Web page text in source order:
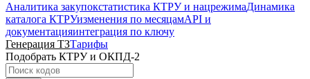
Аналитика закупокстатистика КТРУ и нацрежимаДинамика
каталога КТРУизменения по месяцамAPI и
документацияинтеграция по ключу
Генерация ТЗТарифы
Подобрать КТРУ и ОКПД-2